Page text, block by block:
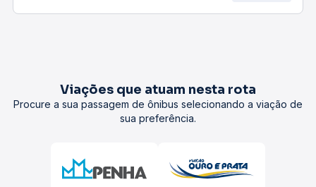
Viações que atuam nesta rota
Procure a sua passagem de ônibus selecionando a viação de
sua preferência.